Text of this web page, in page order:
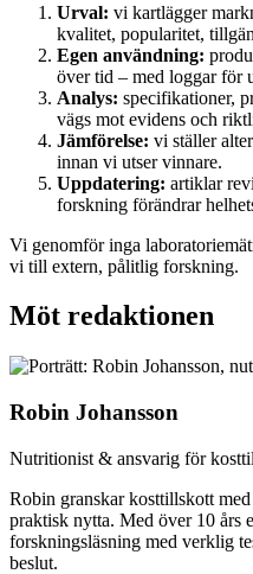
Urval: vi kartlägger
kvalitet, popularitet,
Egen användning:
över tid – med loggar för
Analys: specifikationer,
vägs mot evidens och
Jämförelse: vi ställer
innan vi utser vinnare.
Uppdatering: artiklar
forskning förändrar
Vi genomför inga
vi till extern, pålitlig forskning.
Möt redaktionen
Robin Johansson
Nutritionist & ansvarig för
Robin granskar kosttillskott
praktisk nytta. Med över 10 års
forskningsläsning med verklig
beslut.